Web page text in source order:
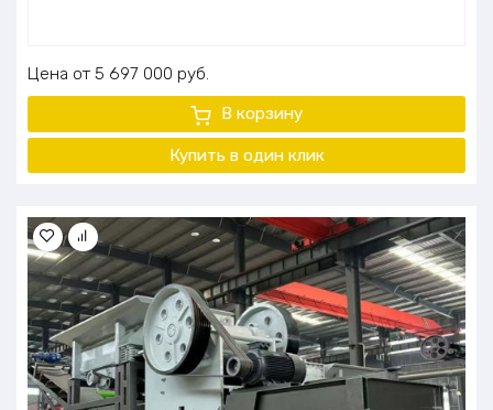
Цена 5 697 000 руб.
В корзину
Купить в один клик